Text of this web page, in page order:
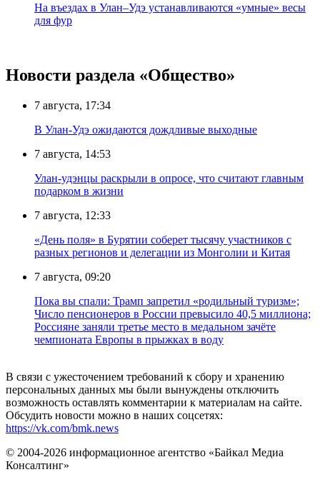
На въездах в Улан–Удэ устанавливаются «умные» весы
для фур
Новости раздела «Общество»
7 августа, 17:34
В Улан-Удэ ожидаются дождливые выходные
7 августа, 14:53
Улан-удэнцы раскрыли в опросе, что считают главным
подарком в жизни
7 августа, 12:33
«День поля» в Бурятии соберет тысячу участников с
разных регионов и делегации из Монголии и Китая
7 августа, 09:20
Пока вы спали: Трамп запретил «родильный туризм»;
Число пенсионеров в России превысило 40,5 миллиона;
Россияне заняли третье место в медальном зачёте
чемпионата Европы в прыжках в воду
В связи с ужесточением требований к сбору и хранению
персональных данных мы были вынуждены отключить
возможность оставлять комментарии к материалам на сайте.
Обсудить новости можно в наших соцсетях:
https://vk.com/bmk.news
© 2004-2026 информационное агентство «Байкал Медиа
Консалтинг»